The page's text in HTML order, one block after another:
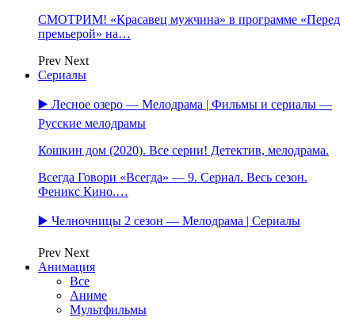
СМОТРИМ! «Красавец мужчина» в программе «Перед
премьерой» на…
Prev Next
Сериалы
▶️ Лесное озеро — Мелодрама | Фильмы и сериалы —
Русские мелодрамы
Кошкин дом (2020). Все серии! Детектив, мелодрама.
Всегда Говори «Всегда» — 9. Сериал. Весь сезон.
Феникс Кино.…
▶️ Челночницы 2 сезон — Мелодрама | Сериалы
Prev Next
Анимация
Все
Аниме
Мультфильмы